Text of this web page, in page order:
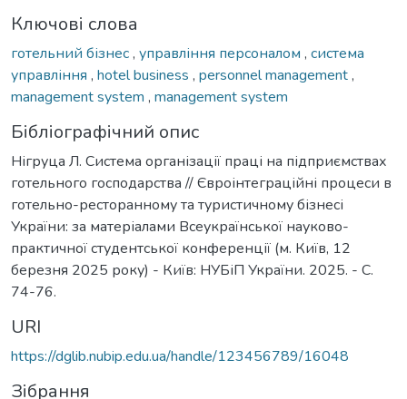
Ключові слова
готельний бізнес, управління персоналом , система
управління , hotel business , personnel management,
management system , management system
Бібліографічний опис
Нігруца Л. Система організації праці на підприємствах
готельного господарства // Євроінтеграційні процеси в
готельно-ресторанному та туристичному бізнесі
України: за матеріалами Всеукраїнської науково-
практичної студентської конференції (м. Київ, 12
березня 2025 року) - Київ: НУБіП України. 2025. - С.
74-76.
URI
https://dglib.nubip.edu.ua/handle/123456789/16048
Зібрання